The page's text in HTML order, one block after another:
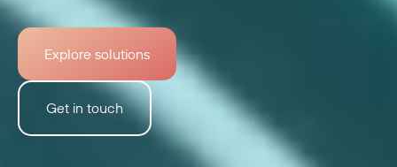
Explore solutions
Get in touch